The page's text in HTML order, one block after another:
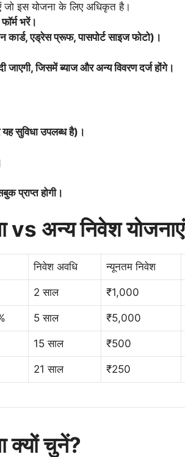
जो इस योजना के लिए अधिकृत है।
भरें।
एड्रेस प्रूफ, पासपोर्ट साइज फोटो)।
जिसमें ब्याज और अन्य विवरण दर्ज होंगे।
सुविधा उपलब्ध है)।
प्राप्त होगी।
vs अन्य निवेश योजनाएं
निवेश अवधि न्यूनतम निवेश
2 साल ₹1,000
5 साल ₹5,000
15 साल ₹500
21 साल ₹250
क्यों चुनें?